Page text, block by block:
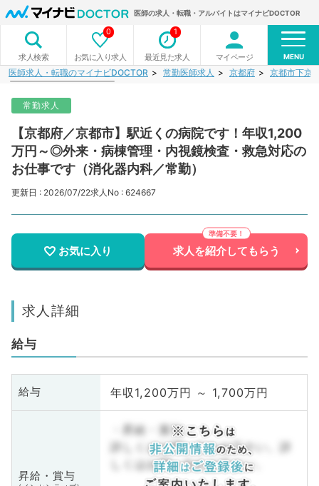
医師の求人・転職・アルバイトはマイナビDOCTOR
求人検索 お気に入り求人
0
最近見た求人
1
マイページ MENU
医師求人・転職のマイナビDOCTOR 常勤医師求人 京都府 京都市下京
常勤求人
【京都府／京都市】駅近くの病院です！年収1,200
万円～◎外来・病棟管理・内視鏡検査・救急対応の
お仕事です（消化器内科／常勤）
更新日 : 2026/07/22求人No : 624667
お気に入り 求人を紹介してもらう
求人詳細
給与
給与 年収1,200万円 ～ 1,700万円
昇給・賞与
・昇給・賞与
詳しくはお問い合わせ下さい。詳
しくはお問い合わせ下さい。